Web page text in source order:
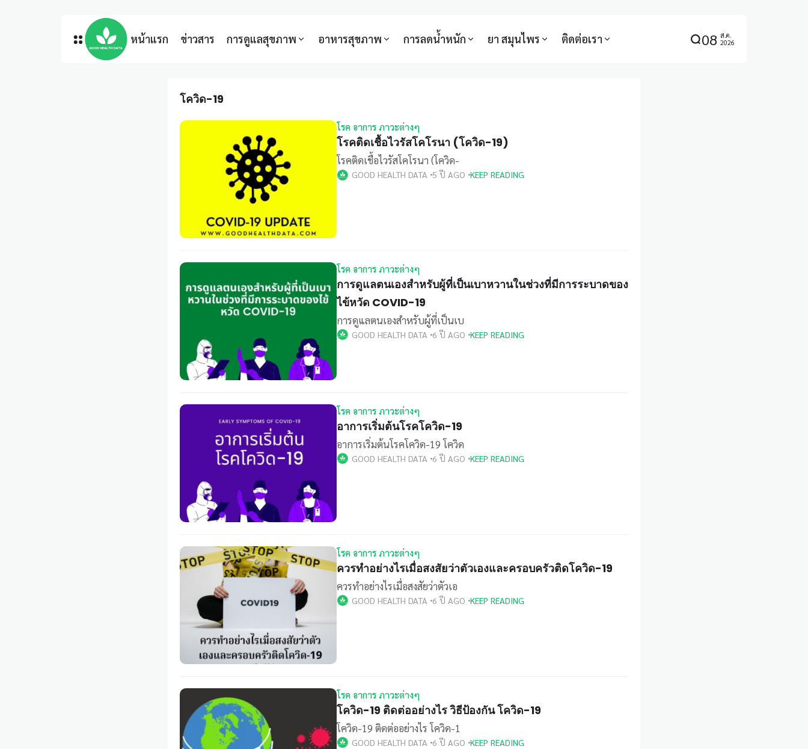
หน้าแรก ข่าวสาร การดูแลสุขภาพ อาหารสุขภาพ การลดน้ำหนัก ยา สมุนไพร ติดต่อเรา 08 ส.ค.
2026
โควิด-19
โรค อาการ ภาวะต่างๆ
โรคติดเชื้อไวรัสโคโรนา (โควิด-19)
โรคติดเชื้อไวรัสโคโรนา (โควิด-
GOOD HEALTH DATA 5 ปี AGO KEEP READING
โรค อาการ ภาวะต่างๆ
การดูแลตนเองสำหรับผู้ที่เป็นเบาหวานในช่วงที่มีการระบาดของ
ไข้หวัด COVID-19
การดูแลตนเองสำหรับผู้ที่เป็นเบ
GOOD HEALTH DATA 6 ปี AGO KEEP READING
โรค อาการ ภาวะต่างๆ
อาการเริ่มต้นโรคโควิด-19
อาการเริ่มต้นโรคโควิด-19 โควิด
GOOD HEALTH DATA 6 ปี AGO KEEP READING
โรค อาการ ภาวะต่างๆ
ควรทำอย่างไรเมื่อสงสัยว่าตัวเองและครอบครัวติดโควิด-19
ควรทำอย่างไรเมื่อสงสัยว่าตัวเอ
GOOD HEALTH DATA 6 ปี AGO KEEP READING
โรค อาการ ภาวะต่างๆ
โควิด-19 ติดต่ออย่างไร วิธีป้องกัน โควิด-19
โควิด-19 ติดต่ออย่างไร โควิด-1
GOOD HEALTH DATA 6 ปี AGO KEEP READING